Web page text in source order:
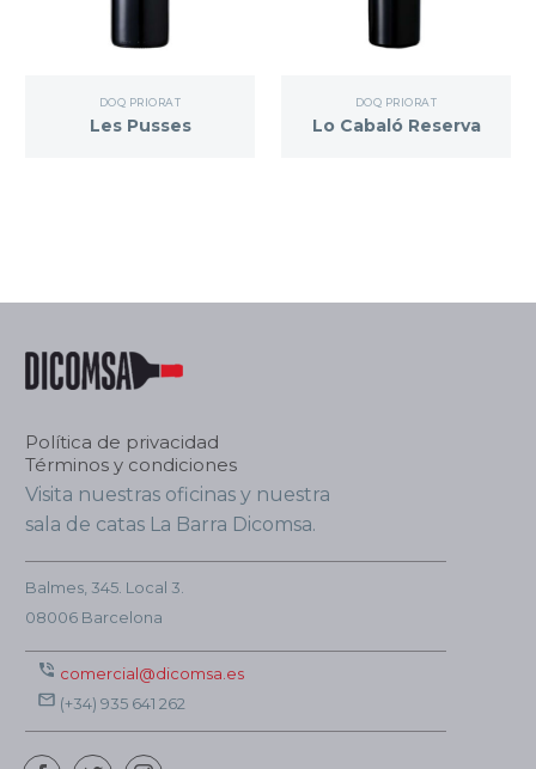
DOQ PRIORAT
Les Pusses
DOQ PRIORAT
Lo Cabaló Reserva
Política de privacidad
Términos y condiciones
Visita nuestras oficinas y nuestra
sala de catas La Barra Dicomsa.
Balmes, 345. Local 3.
08006 Barcelona
comercial@dicomsa.es
(+34) 935 641 262